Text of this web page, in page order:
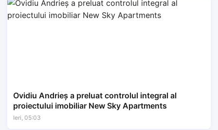
Ovidiu Andrieș a preluat controlul integral al
proiectului imobiliar New Sky Apartments
Ieri, 05:03